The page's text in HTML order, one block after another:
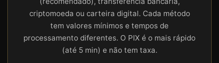
criptomoeda ou carteira digital. Cada método
tem valores mínimos e tempos de
processamento diferentes. O PIX é o mais rápido
(até 5 min) e não tem taxa.